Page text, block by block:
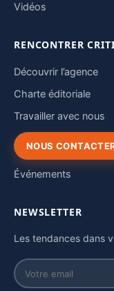
Vidéos
RENCONTRER
Découvrir l’agence
Charte éditoriale
Travailler avec nous
NOUS
Événements
NEWSLETTER
Les tendances dans